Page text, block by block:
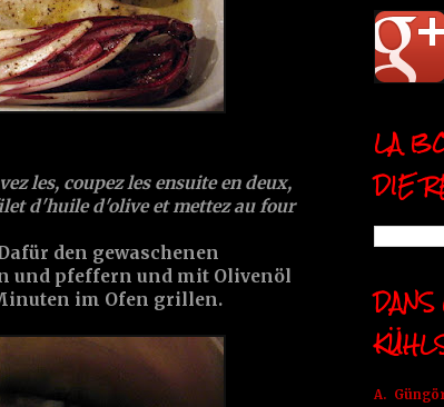
les, coupez les ensuite en deux,
d'huile d'olive et mettez au four
den gewaschenen
und pfeffern und mit Olivenöl
im Ofen grillen.
LA
DIE
A.